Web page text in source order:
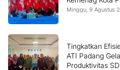
Minggu, 9 Agustus
Tingkatkan
ATI Padang
Produktivitas